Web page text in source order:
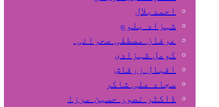
اﺣﻤﺪﺑﻼل
شہزاد بلوچ
عرفان مصطفٰی صحرائی
کومل شہزادی
اقبال زرقاش
سجاد علی شاکر
ڈاکٹر تصور حسین مرزا